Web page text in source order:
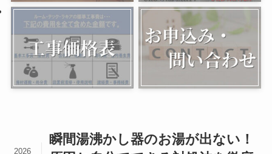
瞬間湯沸かし器のお湯が出ない！
2026